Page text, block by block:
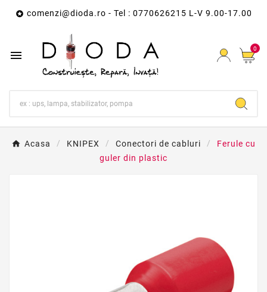
 comenzi@dioda.ro - Tel : 0770626215 L-V 9.00-17.00
 0
Acasa KNIPEX Conectori de cabluri
Ferule cu
guler din plastic